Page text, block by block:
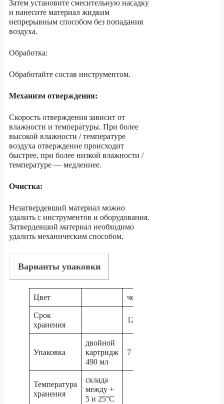
Затем установите смесительную насадку
и нанесите материал жидким
непрерывным способом без попадания
воздуха.
Обработка:
Обработайте состав инструментом.
Механизм отверждения:
Скорость отверждения зависит от
влажности и температуры. При более
высокой влажности / температуре
воздуха отверждение происходит
быстрее, при более низкой влажности /
температуре — медленнее.
Очистка:
Незатвердевший материал можно
удалить с инструментов и оборудования.
Затвердевший материал необходимо
удалить механическим способом.
Варианты упаковки
Цвет черный,белый,серый
Срок
хранения
12 месяцев
Упаковка
двойной
картридж
490 мл
7 шт. в упаковке
Температура
хранения
склада
между +
5 и 25°C